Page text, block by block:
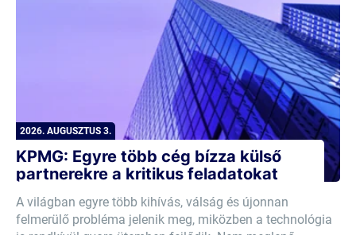
2026. AUGUSZTUS 3.
KPMG: Egyre több cég bízza külső
partnerekre a kritikus feladatokat
A világban egyre több kihívás, válság és újonnan
felmerülő probléma jelenik meg, miközben a technológia